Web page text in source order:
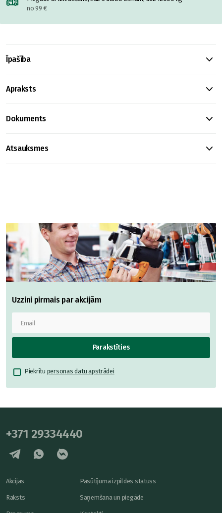
no 99 €
Īpašība
Apraksts
Dokuments
Atsauksmes
Uzzini pirmais par akcijām
Parakstīties
Piekrītu personas datu apstrādei
+371 29334440
Akcijas
Raksts
Pasūtījuma izpildes statuss
Saņemšana un piegāde